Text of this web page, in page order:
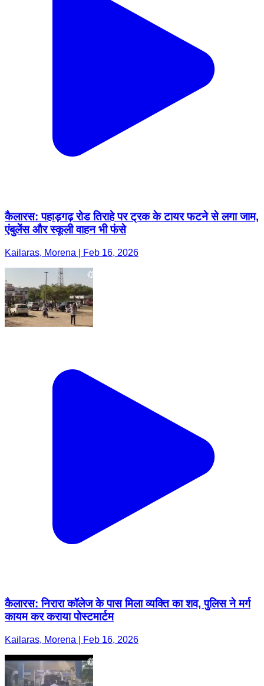
कैलारस: पहाड़गढ़ रोड तिराहे पर ट्रक के टायर फटने से लगा जाम,
एंबुलेंस और स्कूली वाहन भी फंसे
Kailaras, Morena | Feb 16, 2026
कैलारस: निरारा कॉलेज के पास मिला व्यक्ति का शव, पुलिस ने मर्ग
कायम कर कराया पोस्टमार्टम
Kailaras, Morena | Feb 16, 2026